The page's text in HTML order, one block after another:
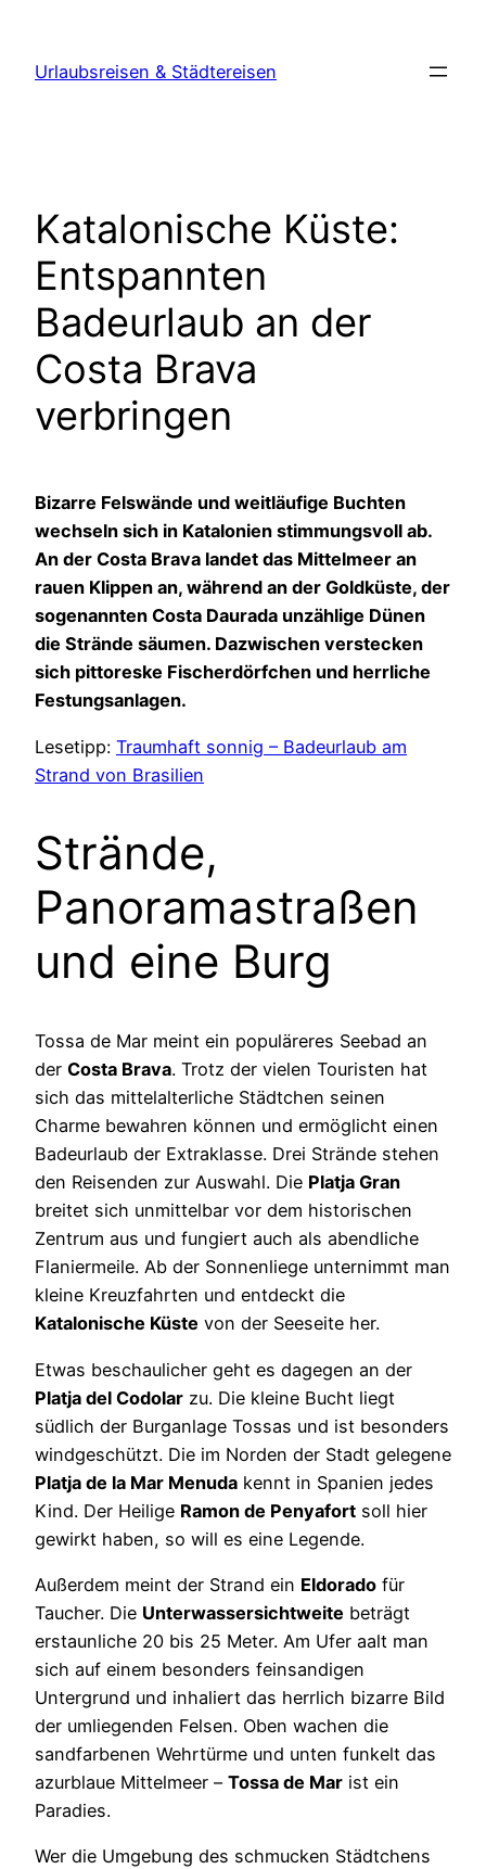
springen
Urlaubsreisen & Städtereisen
Katalonische Küste:
Entspannten
Badeurlaub an der
Costa Brava
verbringen
Bizarre Felswände und weitläufige Buchten
wechseln sich in Katalonien stimmungsvoll ab.
An der Costa Brava landet das Mittelmeer an
rauen Klippen an, während an der Goldküste, der
sogenannten Costa Daurada unzählige Dünen
die Strände säumen. Dazwischen verstecken
sich pittoreske Fischerdörfchen und herrliche
Festungsanlagen.
Lesetipp: Traumhaft sonnig – Badeurlaub am
Strand von Brasilien
Strände,
Panoramastraßen
und eine Burg
Tossa de Mar meint ein populäreres Seebad an
der Costa Brava. Trotz der vielen Touristen hat
sich das mittelalterliche Städtchen seinen
Charme bewahren können und ermöglicht einen
Badeurlaub der Extraklasse. Drei Strände stehen
den Reisenden zur Auswahl. Die Platja Gran
breitet sich unmittelbar vor dem historischen
Zentrum aus und fungiert auch als abendliche
Flaniermeile. Ab der Sonnenliege unternimmt man
kleine Kreuzfahrten und entdeckt die
Katalonische Küste von der Seeseite her.
Etwas beschaulicher geht es dagegen an der
Platja del Codolar zu. Die kleine Bucht liegt
südlich der Burganlage Tossas und ist besonders
windgeschützt. Die im Norden der Stadt gelegene
Platja de la Mar Menuda kennt in Spanien jedes
Kind. Der Heilige Ramon de Penyafort soll hier
gewirkt haben, so will es eine Legende.
Außerdem meint der Strand ein Eldorado für
Taucher. Die Unterwassersichtweite beträgt
erstaunliche 20 bis 25 Meter. Am Ufer aalt man
sich auf einem besonders feinsandigen
Untergrund und inhaliert das herrlich bizarre Bild
der umliegenden Felsen. Oben wachen die
sandfarbenen Wehrtürme und unten funkelt das
azurblaue Mittelmeer – Tossa de Mar ist ein
Paradies.
Wer die Umgebung des schmucken Städtchens